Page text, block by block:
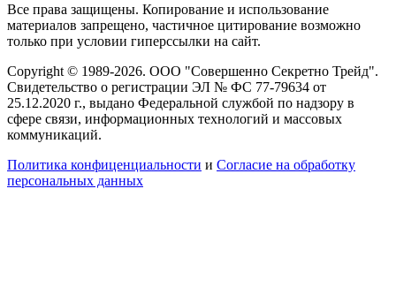
Все права защищены. Копирование и использование
материалов запрещено, частичное цитирование возможно
только при условии гиперссылки на сайт.
Copyright © 1989-2026. ООО "Совершенно Секретно Трейд".
Свидетельство о регистрации ЭЛ № ФС 77-79634 от
25.12.2020 г., выдано Федеральной службой по надзору в
сфере связи, информационных технологий и массовых
коммуникаций.
Политика конфиценциальности и Согласие на обработку
персональных данных